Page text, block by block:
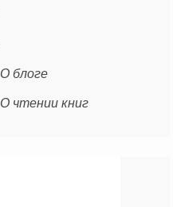
О блоге
О чтении книг